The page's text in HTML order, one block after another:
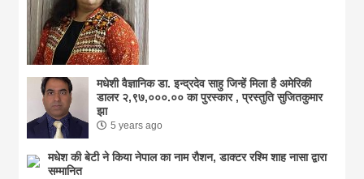
मधेशी वैज्ञानिक डा. इन्द्रदेव साहु जिन्हें मिला है अमेरिकी
डालर २,९७,०००.०० का पुरस्कार , प्रस्तुति सुजितकुमार
झा
5 years ago
मधेश की बेटी ने किया नेपाल का नाम राैशन, डाक्टर रश्मि शाह नासा द्वारा
सम्मानित